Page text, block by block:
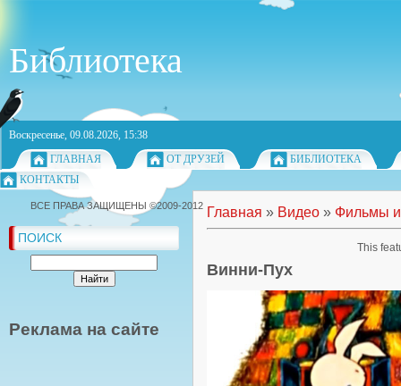
Библиотека
Воскресенье, 09.08.2026, 15:38
ГЛАВНАЯ
ОТ ДРУЗЕЙ
БИБЛИОТЕКА
КОНТАКТЫ
ПОИСК
Реклама на сайте
Главная » Видео » Фильмы
Винни-Пух
ВСЕ ПРАВА ЗАЩИЩЕНЫ ©2009-2012
This